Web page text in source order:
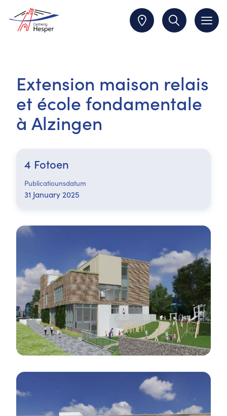
Extension maison relais
et école fondamentale
à Alzingen
4 Fotoen
Publicatiounsdatum
31 January 2025